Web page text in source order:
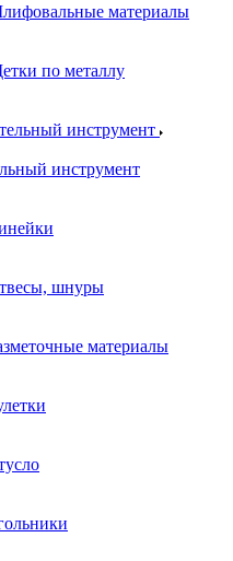
материалы
по металлу
инструмент
инструмент
шнуры
материалы